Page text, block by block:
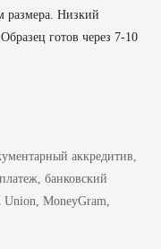
размера. Низкий
готов через 7-10
аккредитив,
банковский
Union, MoneyGram,